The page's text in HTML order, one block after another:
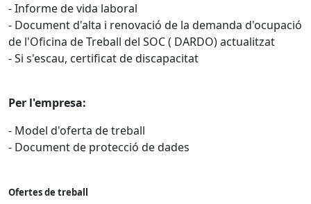
- Informe de vida laboral
- Document d'alta i renovació de la demanda d'ocupació
de l'Oficina de Treball del SOC ( DARDO) actualitzat
- Si s'escau, certificat de discapacitat
Per l'empresa:
- Model d'oferta de treball
- Document de protecció de dades
Ofertes de treball